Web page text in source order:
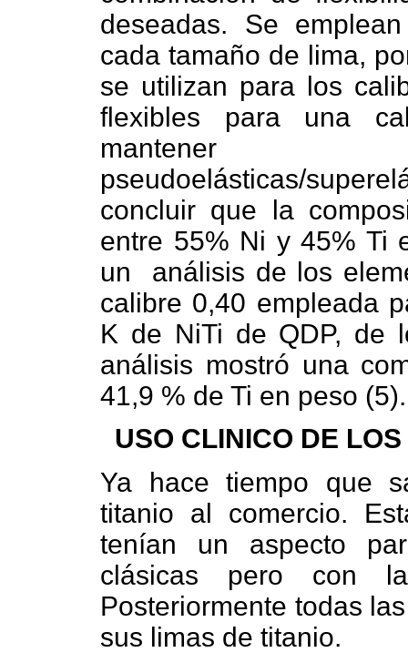
deseadas. Se
cada tamaño de lima,
se utilizan para los
flexibles para una
mantener
pseudoelásticas/
concluir que la
entre 55% Ni y 45% Ti
un
análisis de los
calibre 0,40 empleada
K de NiTi de QDP, de
análisis mostró una
41,9 % de Ti en peso (5).
USO CLINICO DE
Ya hace tiempo que
titanio al comercio.
tenían un aspecto
clásicas pero con
Posteriormente todas
sus limas de titanio.